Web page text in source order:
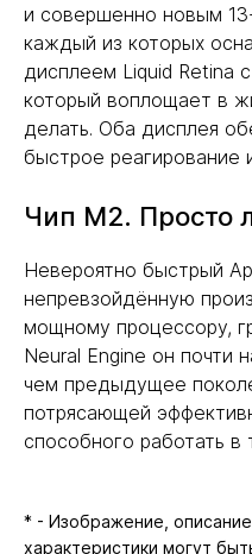
и совершенно новым
каждый из которых
дисплеем Liquid Retina
который воплощает в
делать. Оба дисплея
быстрое реагирование
Чип M2. Просто
Невероятно быстрый
непревзойдённую
мощному процессору,
Neural Engine он почти
чем предыдущее
потрясающей
способного работать в
* - Изображение,
характеристики могут